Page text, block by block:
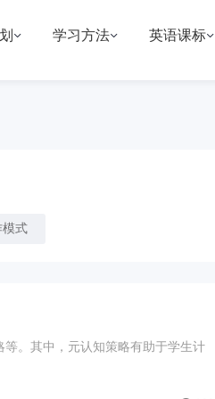
学习方法 英语课标
模式
。其中，元认知策略有助于学生计